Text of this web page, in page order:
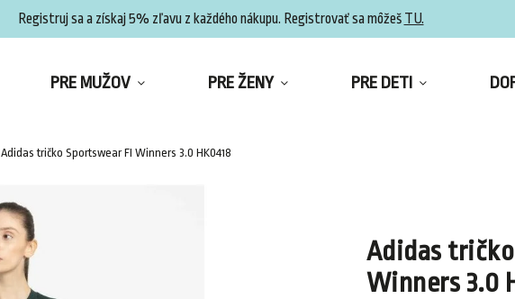
Registruj sa a získaj 5% zľavu z každého nákupu. Registrovať sa môžeš TU.
PRE MUŽOV PRE ŽENY PRE DETI
Adidas tričko Sportswear FI Winners 3.0 HK0418
Adidas
Winners 3.0